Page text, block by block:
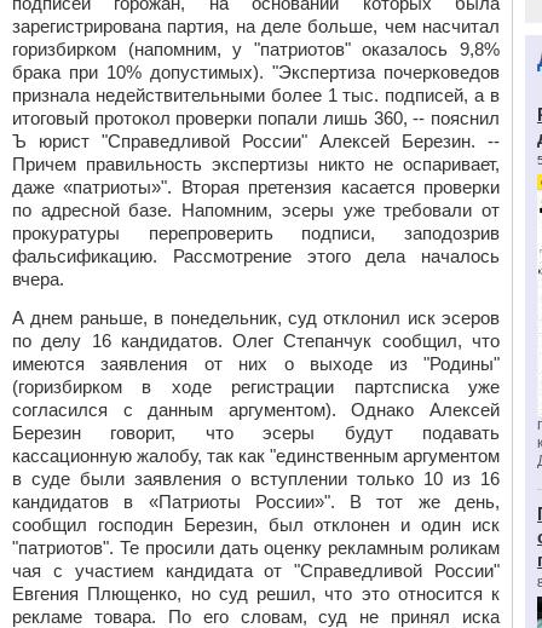
зарегистрирована партия, на деле больше, чем насчитал
горизбирком (напомним, у "патриотов" оказалось 9,8%
брака при 10% допустимых). "Экспертиза почерковедов
признала недействительными более 1 тыс. подписей, а в
итоговый протокол проверки попали лишь 360, -- пояснил
Ъ юрист "Справедливой России" Алексей Березин. --
Причем правильность экспертизы никто не оспаривает,
даже «патриоты»". Вторая претензия касается проверки
по адресной базе. Напомним, эсеры уже требовали от
прокуратуры перепроверить подписи, заподозрив
фальсификацию. Рассмотрение этого дела началось
вчера.
А днем раньше, в понедельник, суд отклонил иск эсеров
по делу 16 кандидатов. ОлегСтепанчук сообщил, что
имеются заявления от них о выходе из "Родины"
(горизбирком в ходе регистрации партсписка уже
согласился с данным аргументом). Однако Алексей
Березин говорит, что эсеры будут подавать
кассационную жалобу, так как "единственным аргументом
в суде были заявления о вступлении только 10 из 16
кандидатов в «Патриоты России»". В тот же день,
сообщил господин Березин, был отклонен и один иск
"патриотов". Те просили дать оценку рекламным роликам
чая с участием кандидата от "Справедливой России"
Евгения Плющенко, но суд решил, что это относится к
рекламе товара. По его словам, суд не принял иска